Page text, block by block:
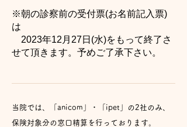
※朝の診察前の受付票(お名前記入票)
は
2023年12月27日(水)をもって終了さ
せて頂きます。予めご了承下さい。
当院では、「anicom」・「ipet」の2社のみ、
保険対象分の窓口精算を行っております。